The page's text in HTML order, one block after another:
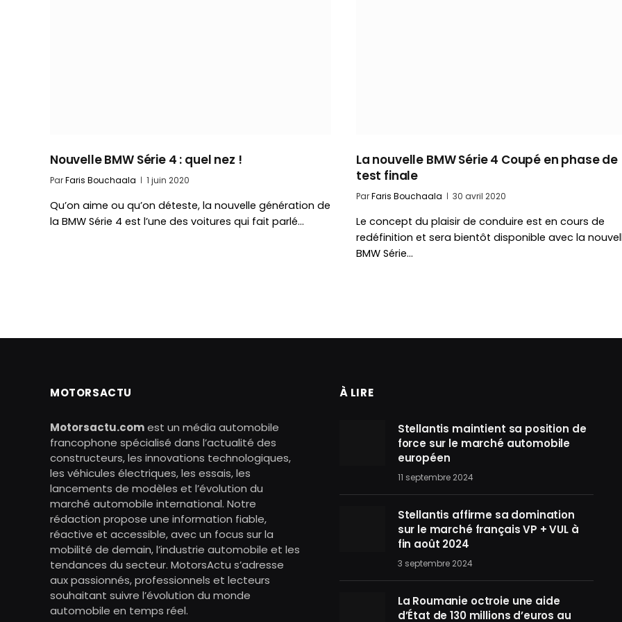
Nouvelle BMW Série 4 : quel nez !
ParFaris Bouchaala 1 juin 2020
Qu’on aime ou qu’on déteste, la nouvelle génération de
la BMW Série 4 est l’une des voitures qui fait parlé…
La nouvelle BMW Série 4 Coupé en phase de
test finale
ParFaris Bouchaala 30 avril 2020
Le concept du plaisir de conduire est en cours de
redéfinition et sera bientôt disponible avec la
BMW Série…
MOTORSACTU
Motorsactu.comest un média automobile
francophone spécialisé dans l’actualité des
constructeurs, les innovations technologiques,
les véhicules électriques, les essais, les
lancements de modèles et l’évolution du
marché automobile international. Notre
rédaction propose une information fiable,
réactive et accessible, avec un focus sur la
mobilité de demain, l’industrie automobile et les
tendances du secteur. MotorsActu s’adresse
aux passionnés, professionnels et lecteurs
souhaitant suivre l’évolution du monde
automobile en temps réel.
À LIRE
Stellantis maintient sa position de
force sur le marché automobile
européen
11 septembre 2024
Stellantis affirme sa domination
sur le marché français VP + VUL à
fin août 2024
3 septembre 2024
La Roumanie octroie une aide
d’État de 130 millions d’euros au